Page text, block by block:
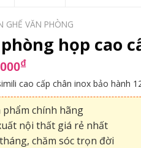
GHẾ VĂN PHÒNG
họp cao
₫Giá
hiện
tại
là:
950.000₫.
cao cấp chân inox bảo hành
phẩm chính hãng
nội thất giá rẻ nhất
chăm sóc trọn đời